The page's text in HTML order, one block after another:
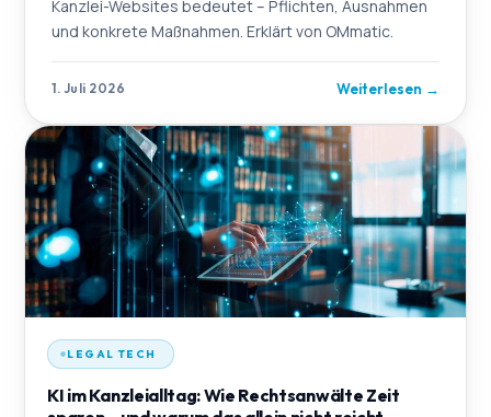
Kanzlei-Websites bedeutet – Pflichten, Ausnahmen
und konkrete Maßnahmen. Erklärt von OMmatic.
1. Juli 2026 Weiterlesen →
LEGAL TECH
KI im Kanzleialltag: Wie Rechtsanwälte Zeit